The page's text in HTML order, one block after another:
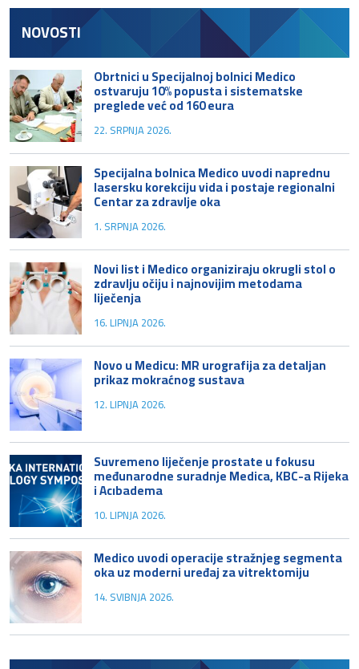
NOVOSTI
Obrtnici u Specijalnoj bolnici Medico
ostvaruju 10% popusta i sistematske
preglede već od 160 eura
22. SRPNJA 2026.
Specijalna bolnica Medico uvodi naprednu
lasersku korekciju vida i postaje regionalni
Centar za zdravlje oka
1. SRPNJA 2026.
Novi list i Medico organiziraju okrugli stol o
zdravlju očiju i najnovijim metodama
liječenja
16. LIPNJA 2026.
Novo u Medicu: MR urografija za detaljan
prikaz mokraćnog sustava
12. LIPNJA 2026.
Suvremeno liječenje prostate u fokusu
međunarodne suradnje Medica, KBC-a Rijeka
i Acıbadema
10. LIPNJA 2026.
Medico uvodi operacije stražnjeg segmenta
oka uz moderni uređaj za vitrektomiju
14. SVIBNJA 2026.